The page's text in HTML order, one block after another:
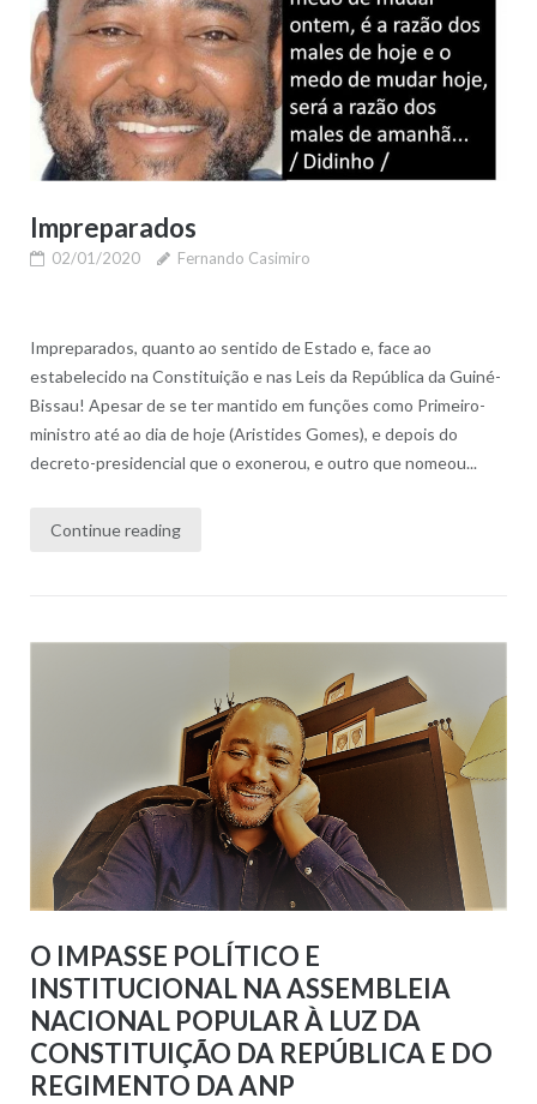
Impreparados
02/01/2020 Fernando Casimiro
Impreparados, quanto ao sentido de Estado e, face ao
estabelecido na Constituição e nas Leis da República da Guiné-
Bissau! Apesar de se ter mantido em funções como Primeiro-
ministro até ao dia de hoje (Aristides Gomes), e depois do
decreto-presidencial que o exonerou, e outro que nomeou...
Continue reading
O IMPASSE POLÍTICO E
INSTITUCIONAL NA ASSEMBLEIA
NACIONAL POPULAR À LUZ DA
CONSTITUIÇÃO DA REPÚBLICA E DO
REGIMENTO DA ANP